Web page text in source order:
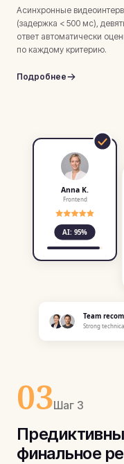
Асинхронные
(задержка < 500 мс),
ответ автоматически
по каждому критерию.
Подробнее
Anna K.
Frontend
AI: 95%
Team
Strong
03Шаг 3
финальное